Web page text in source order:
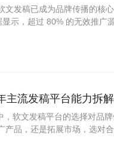
发稿已成为品牌传播的核
显示，超过 80% 的无效推广
主流发稿平台能力拆
软文发稿平台的选择对品牌
品，还是拓展市场，选对